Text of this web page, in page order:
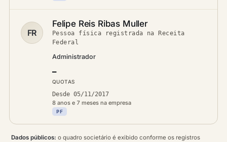
FR
Felipe Reis Ribas Muller
Pessoa física registrada na Receita
Federal
Administrador
—
QUOTAS
Desde 05/11/2017
8 anos e 7 meses na empresa
PF
Dados públicos: o quadro societário é exibido conforme os registros